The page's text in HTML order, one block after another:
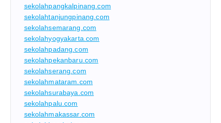
sekolahpangkalpinang.com
sekolahtanjungpinang.com
sekolahsemarang.com
sekolahyogyakarta.com
sekolahpadang.com
sekolahpekanbaru.com
sekolahserang.com
sekolahmataram.com
sekolahsurabaya.com
sekolahpalu.com
sekolahmakassar.com